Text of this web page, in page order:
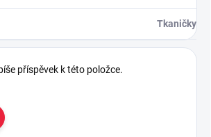
Tkaničky
příspěvek k této položce.